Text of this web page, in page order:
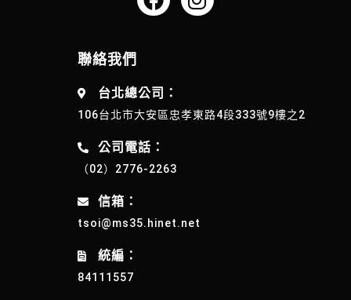
聯絡我們
台北總公司：
106台北市大安區忠孝東路4段333號9樓之2
公司電話：
（02）2776-2263
信箱：
tsoi@ms35.hinet.net
統編：
84111557